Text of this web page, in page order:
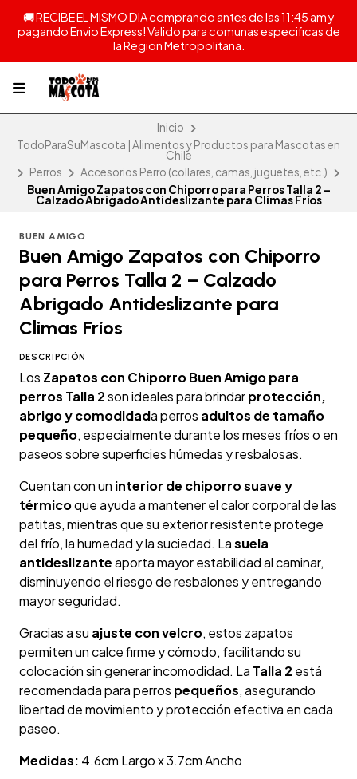
🚚 RECIBE EL MISMO DIA comprando antes de las 11:45 am y
pagando Envio Express! Valido para comunas especificas de
la Region Metropolitana.
Inicio
TodoParaSuMascota | Alimentos y Productos para Mascotas en
Chile
Perros
Accesorios Perro (collares, camas, juguetes, etc.)
Buen Amigo Zapatos con Chiporro para Perros Talla 2 –
Calzado Abrigado Antideslizante para Climas Fríos
BUEN AMIGO
Buen Amigo Zapatos con Chiporro
para Perros Talla 2 – Calzado
Abrigado Antideslizante para
Climas Fríos
DESCRIPCIÓN
Los Zapatos con Chiporro Buen Amigo para
perros Talla 2son ideales para brindarprotección,
abrigo y comodidada perros adultos de tamaño
pequeño, especialmente durante los meses fríos o en
paseos sobre superficies húmedas y resbalosas.
Cuentan con un interior de chiporro suave y
térmicoque ayuda a mantener el calor corporal de las
patitas, mientras que su exterior resistente protege
del frío, la humedad y la suciedad. Lasuela
antideslizanteaporta mayor estabilidad al caminar,
disminuyendo el riesgo de resbalones y entregando
mayor seguridad.
Gracias a su ajuste con velcro, estos zapatos
permiten un calce firme y cómodo, facilitando su
colocación sin generar incomodidad. La Talla 2 está
recomendada para perros pequeños, asegurando
libertad de movimiento y protección efectiva en cada
paseo.
Medidas: 4.6cm Largo x 3.7cm Ancho